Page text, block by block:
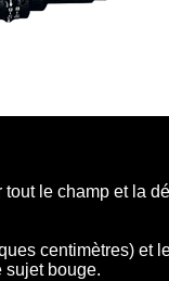
le champ et la
centimètres) et
sujet bouge.